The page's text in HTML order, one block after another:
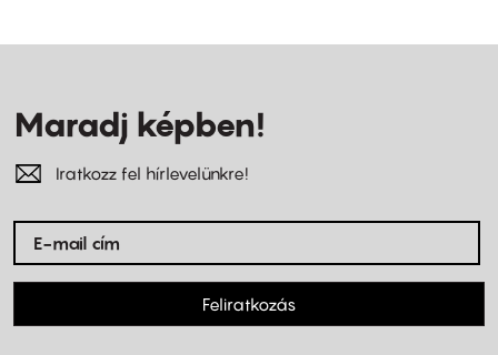
Maradj képben!
Iratkozz fel hírlevelünkre!
Feliratkozás